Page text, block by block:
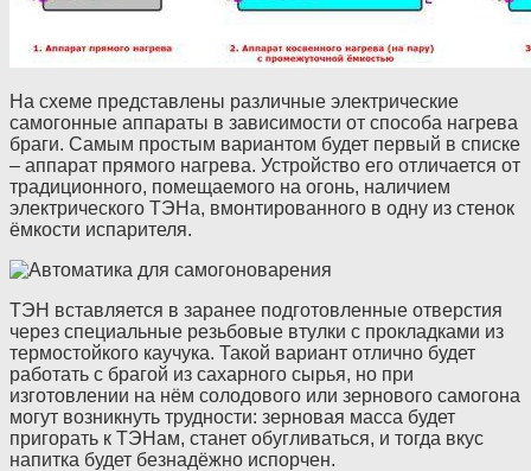
На схеме представлены различные электрические
самогонные аппараты в зависимости от способа нагрева
браги. Самым простым вариантом будет первый в списке
– аппарат прямого нагрева. Устройство его отличается от
традиционного, помещаемого на огонь, наличием
электрического ТЭНа, вмонтированного в одну из стенок
ёмкости испарителя.
ТЭН вставляется в заранее подготовленные отверстия
через специальные резьбовые втулки с прокладками из
термостойкого каучука. Такой вариант отлично будет
работать с брагой из сахарного сырья, но при
изготовлении на нём солодового или зернового самогона
могут возникнуть трудности: зерновая масса будет
пригорать к ТЭНам, станет обугливаться, и тогда вкус
напитка будет безнадёжно испорчен.